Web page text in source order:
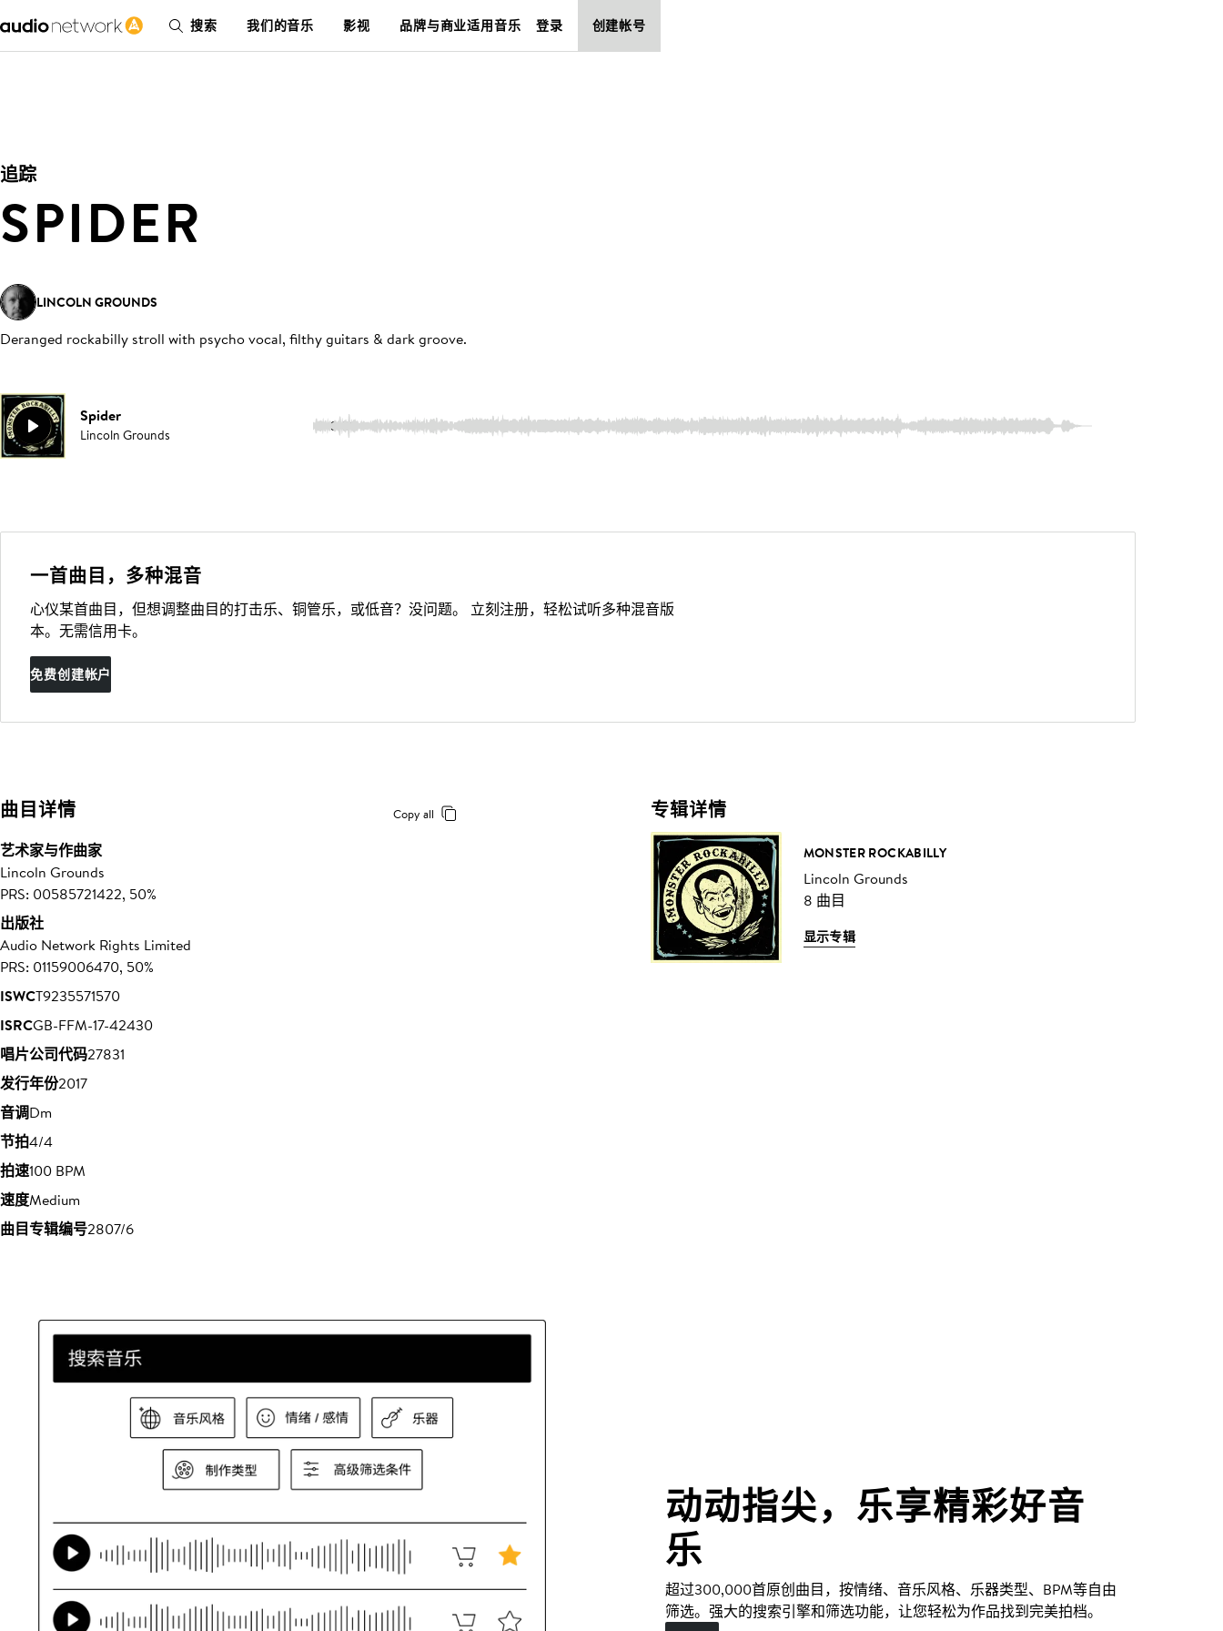
搜索 我们的音乐 影视 品牌与商业适用音乐 登录 创建帐号
追踪
SPIDER
LINCOLN GROUNDS
Deranged rockabilly stroll with psycho vocal, filthy guitars & dark groove.
Spider
Lincoln Grounds 3:08
一首曲目，多种混音
心仪某首曲目，但想调整曲目的打击乐、铜管乐，或低音？没问题。 立刻注册，轻松试听多种混音版
本。无需信用卡。
免费创建帐户
曲目详情 Copy all
艺术家与作曲家
Lincoln Grounds
PRS: 00585721422, 50%
出版社
Audio Network Rights Limited
PRS: 01159006470, 50%
ISWCT9235571570
ISRCGB-FFM-17-42430
唱片公司代码27831
发行年份2017
音调Dm
节拍4/4
拍速100 BPM
速度Medium
曲目专辑编号2807/6
专辑详情
MONSTER ROCKABILLY
Lincoln Grounds
8 曲目
显示专辑
动动指尖，乐享精彩好音
乐
超过300,000首原创曲目，按情绪、音乐风格、乐器类型、BPM等自由
筛选。强大的搜索引擎和筛选功能，让您轻松为作品找到完美拍档。